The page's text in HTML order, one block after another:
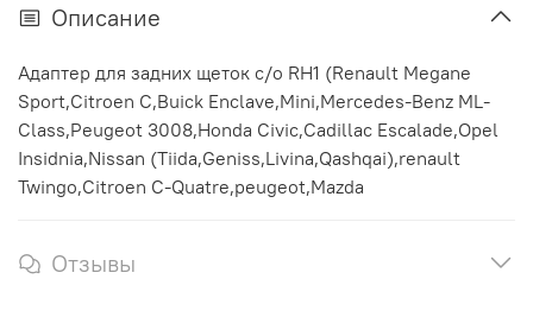
Описание
Адаптер для задних щеток с/о RH1 (Renault Megane
Sport,Citroen C,Buick Enclave,Mini,Mercedes-Benz ML-
Class,Peugeot 3008,Honda Civic,Cadillac Escalade,Opel
Insidnia,Nissan (Tiida,Geniss,Livina,Qashqai),renault
Twingo,Citroen C-Quatre,peugeot,Mazda
Отзывы